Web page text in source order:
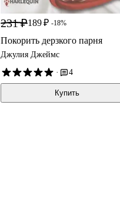
231 ₽189 ₽ -18%
Покорить дерзкого парня
Джулия Джеймс
·
4
Купить